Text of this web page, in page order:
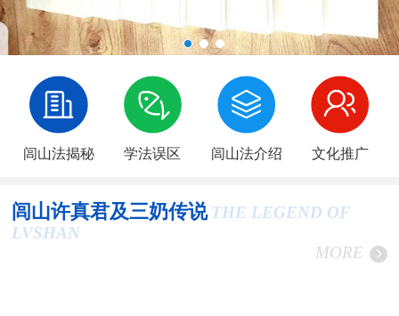
闾山法揭秘 学法误区 闾山法介绍 文化推广
闾山许真君及三奶传说 THE LEGEND OF
LVSHAN
MORE